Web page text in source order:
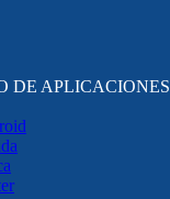
DE APLICACIONES